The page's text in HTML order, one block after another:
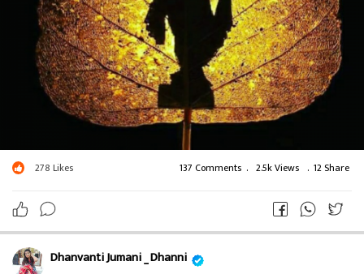
278 Likes 137 Comments . 2.5k Views . 12 Share
Dhanvanti Jumani _ Dhanni